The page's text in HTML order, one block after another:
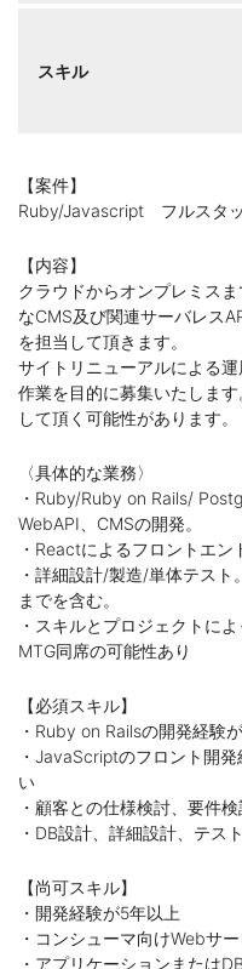
スキル
【案件】
Ruby/Javascript フルスタ
【内容】
クラウドからオンプレミス
なCMS及び関連サーバレス
を担当して頂きます。
サイトリニューアルによる
作業を目的に募集いたしま
して頂く可能性があります。
〈具体的な業務〉
・Ruby/Ruby on Rails/
WebAPI、CMSの開発。
・Reactによるフロントエン
・詳細設計/製造/単体テス
までを含む。
・スキルとプロジェクトに
MTG同席の可能性あり
【必須スキル】
・Ruby on Railsの開発経験
・JavaScriptのフロント開
い
・顧客との仕様検討、要件
・DB設計、詳細設計、テス
【尚可スキル】
・開発経験が5年以上
・コンシューマ向けWebサ
・アプリケーションまたは